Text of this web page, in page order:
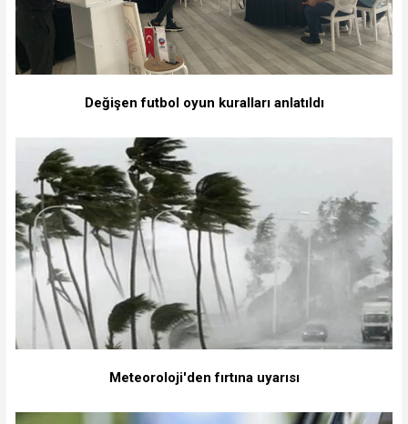
Değişen futbol oyun kuralları anlatıldı
Meteoroloji'den fırtına uyarısı